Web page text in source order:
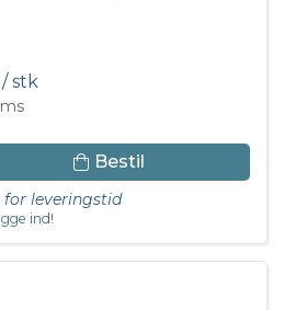
/ stk
Bestil
for leveringstid
ind!